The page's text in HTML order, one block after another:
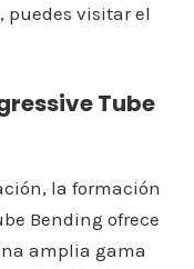
puedes visitar el
Tube
la formación
Bending ofrece
amplia gama